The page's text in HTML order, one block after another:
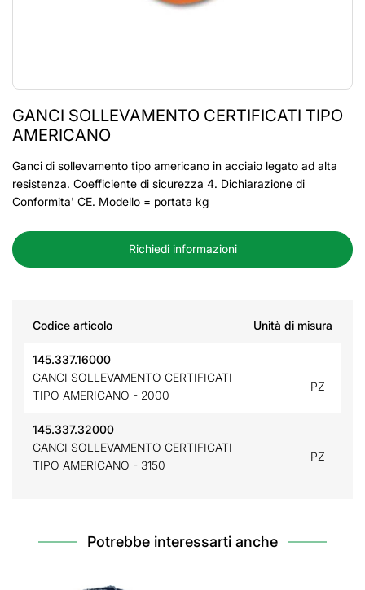
GANCI SOLLEVAMENTO CERTIFICATI TIPO
AMERICANO
Ganci di sollevamento tipo americano in acciaio legato ad alta
resistenza. Coefficiente di sicurezza 4. Dichiarazione di
Conformita' CE. Modello = portata kg
Richiedi informazioni
Codice articolo Unità di misura
145.337.16000
GANCI SOLLEVAMENTO CERTIFICATI
TIPO AMERICANO - 2000
PZ
145.337.32000
GANCI SOLLEVAMENTO CERTIFICATI
TIPO AMERICANO - 3150
PZ
Potrebbe interessarti anche